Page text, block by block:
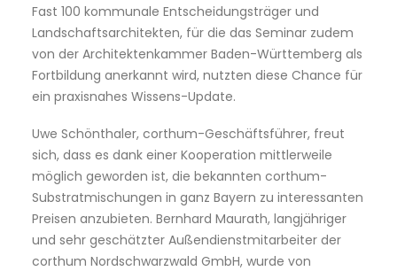
Fast 100 kommunale Entscheidungsträger und
Landschaftsarchitekten, für die das Seminar zudem
von der Architektenkammer Baden-Württemberg als
Fortbildung anerkannt wird, nutzten diese Chance für
ein praxisnahes Wissens-Update.
Uwe Schönthaler, corthum-Geschäftsführer, freut
sich, dass es dank einer Kooperation mittlerweile
möglich geworden ist, die bekannten corthum-
Substratmischungen in ganz Bayern zu interessanten
Preisen anzubieten. Bernhard Maurath, langjähriger
und sehr geschätzter Außendienstmitarbeiter der
corthum Nordschwarzwald GmbH, wurde von